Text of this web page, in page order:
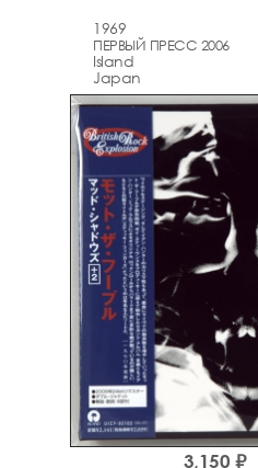
1969
ПЕРВЫЙ ПРЕСС 2006
Island
Japan
3,150 ₽